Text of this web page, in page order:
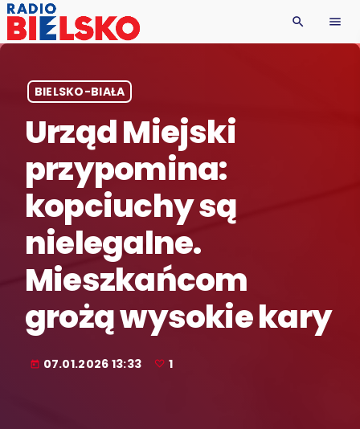
search menu
BIELSKO-BIAŁA
Urząd Miejski
przypomina:
kopciuchy są
nielegalne.
Mieszkańcom
grożą wysokie kary
today 07.01.2026 13:33 1